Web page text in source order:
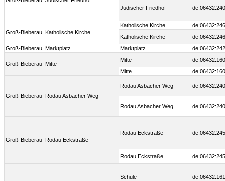
Jüdischer Friedhof
Groß-Bieberau Katholische Kirche
Katholische Kirche
Katholische Kirche
Groß-Bieberau Marktplatz Marktplatz
Groß-Bieberau Mitte
Mitte
Mitte
Groß-Bieberau Rodau Asbacher Weg
Rodau Asbacher Weg
Rodau Asbacher Weg
Groß-Bieberau Rodau Eckstraße
Rodau Eckstraße
Rodau Eckstraße
Schule